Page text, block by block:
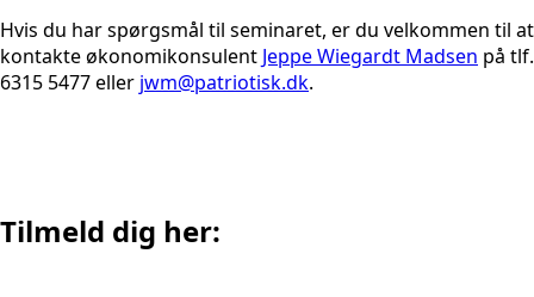
Hvis du har spørgsmål til seminaret, er du velkommen til at
kontakte økonomikonsulent Jeppe Wiegardt Madsen på tlf.
6315 5477 eller jwm@patriotisk.dk.
Tilmeld dig her: